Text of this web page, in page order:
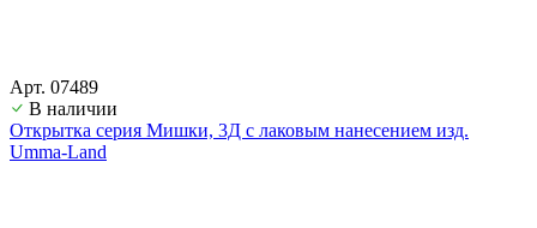
Арт. 07489
В наличии
Открытка серия Мишки, 3Д с лаковым нанесением изд.
Umma-Land